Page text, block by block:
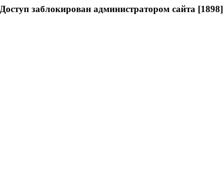
Доступ заблокирован администратором сайта [1898]